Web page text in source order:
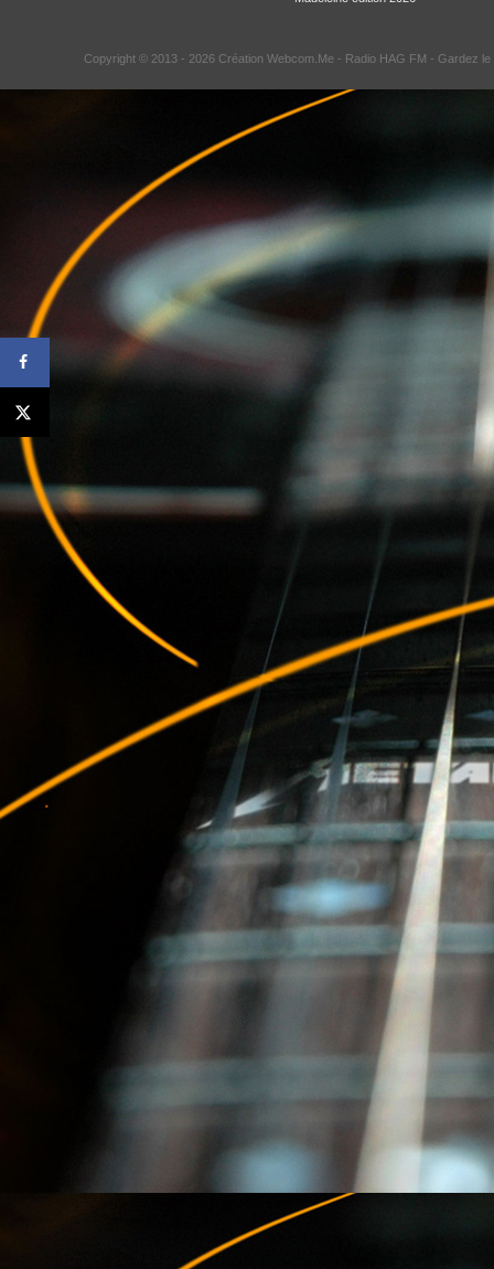
Copyright © 2013 - 2026 Création Webcom.Me - Radio HAG FM - Gardez le